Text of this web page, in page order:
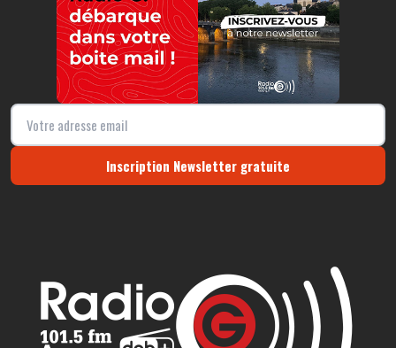
Inscription Newsletter gratuite